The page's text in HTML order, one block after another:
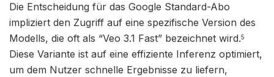
Die Entscheidung für das Google Standard-Abo
impliziert den Zugriff auf eine spezifische Version des
Modells, die oft als “Veo 3.1 Fast” bezeichnet wird.5
Diese Variante ist auf eine effiziente Inferenz optimiert,
um dem Nutzer schnelle Ergebnisse zu liefern,